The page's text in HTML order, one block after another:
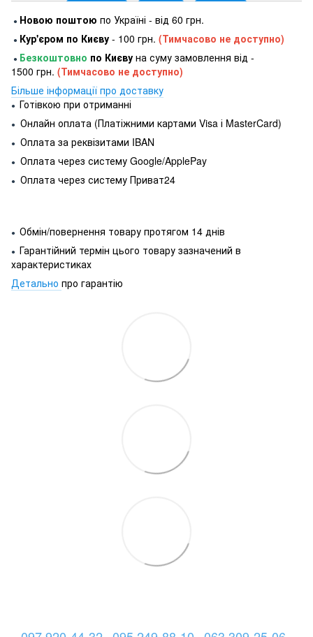
● Новою поштою по Україні - від 60 грн.
● Кур'єром по Києву - 100 грн. (Тимчасово не доступно)
● Безкоштовно по Києву на суму замовлення від -
1500 грн. (Тимчасово не доступно)
Більше інформації про доставку
● Готівкою при отриманні
● Онлайн оплата (Платіжними картами Visa і MasterCard)
● Оплата за реквізитами IBAN
● Оплата через систему Google/ApplePay
● Оплата через систему Приват24
● Обмін/повернення товару протягом 14 днів
● Гарантійний термін цього товару зазначений в
характеристиках
Детально про гарантію